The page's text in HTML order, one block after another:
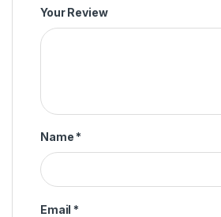
Your Review
Name *
Email *